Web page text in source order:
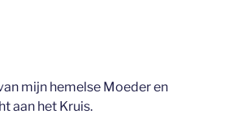
mijn hemelse Moeder en
aan het Kruis.